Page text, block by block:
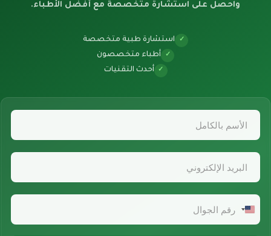
واحصل على استشارة متخصصة مع أفضل الأطباء.
✓ استشارة طبية متخصصة
✓ أطباء متخصصون
✓ أحدث التقنيات
United